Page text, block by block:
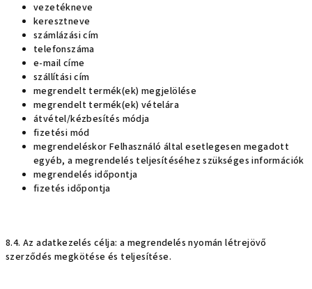
vezetékneve
keresztneve
számlázási cím
telefonszáma
e-mail címe
szállítási cím
megrendelt termék(ek) megjelölése
megrendelt termék(ek) vételára
átvétel/kézbesítés módja
fizetési mód
megrendeléskor Felhasználó által esetlegesen megadott
egyéb, a megrendelés teljesítéséhez szükséges információk
megrendelés időpontja
fizetés időpontja
8.4. Az adatkezelés célja: a megrendelés nyomán létrejövő
szerződés megkötése és teljesítése.